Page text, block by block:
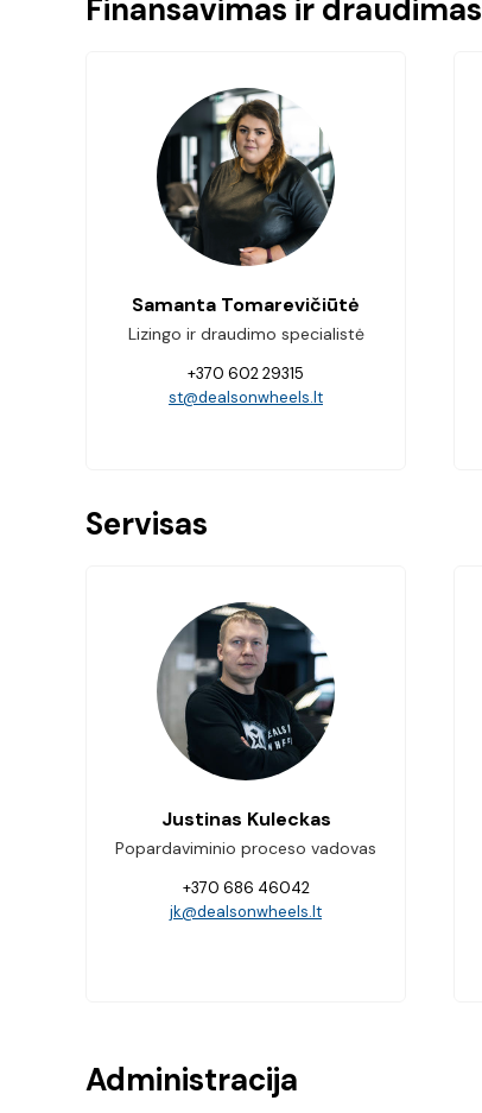
Finansavimas ir draudimas
Samanta Tomarevičiūtė
Lizingo ir draudimo specialistė
+370 602 29315
st@dealsonwheels.lt
Servisas
Justinas Kuleckas
Popardaviminio proceso vadovas
+370 686 46042
jk@dealsonwheels.lt
Administracija